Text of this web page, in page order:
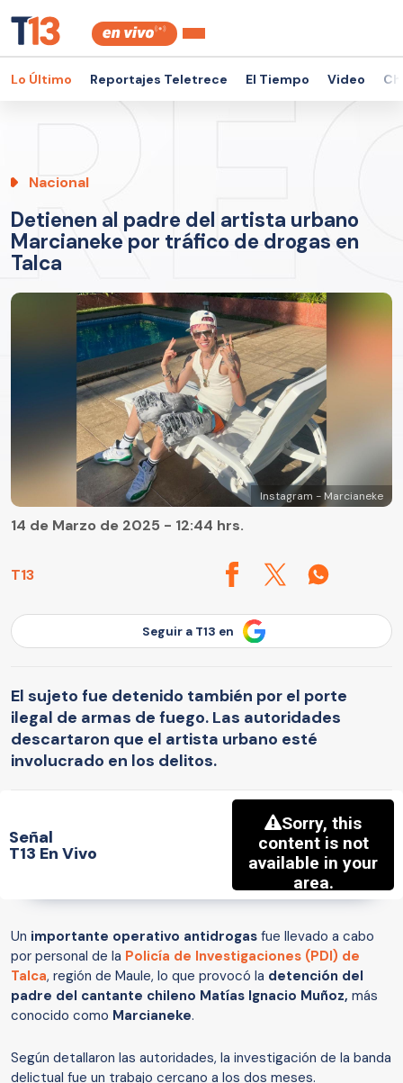
Lo Último Reportajes Teletrece El Tiempo Video
Nacional
Detienen al padre del artista urbano
Marcianeke por tráfico de drogas en
Talca
Instagram - Marcianeke
T13
14 de Marzo de 2025 - 12:44 hrs.
Seguir a T13 en
El sujeto fue detenido también por el porte
ilegal de armas de fuego. Las autoridades
descartaron que el artista urbano esté
involucrado en los delitos.
Señal
T13 En Vivo
Un importante operativo antidrogas fue llevado a cabo
por personal de la Policía de Investigaciones (PDI) de
Talca, región de Maule, lo que provocó la detención del
padre del cantante chileno Matías Ignacio Muñoz, más
conocido como Marcianeke.
Según detallaron las autoridades, la investigación de la banda
delictual fue un trabajo cercano a los dos meses.